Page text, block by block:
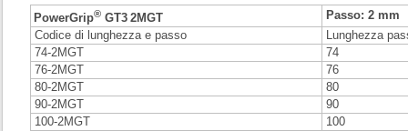
PowerGrip® GT3 2MGT
Passo: 2 mm
Codice di lunghezza e passo
Lunghezza
74-2MGT
74
76-2MGT
76
80-2MGT
80
90-2MGT
90
100-2MGT
100